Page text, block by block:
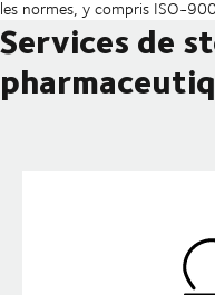
les normes, y compris ISO-
Services de